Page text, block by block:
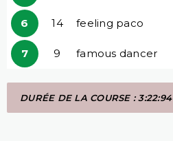
6 14 feeling paco
7 9 famous dancer
DURÉE DE LA COURSE : 3:22:94